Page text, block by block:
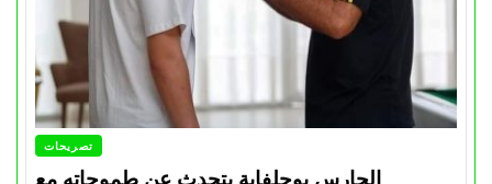
تصريحات
الحارس بوحلفاية يتحدث عن طموحاته مع